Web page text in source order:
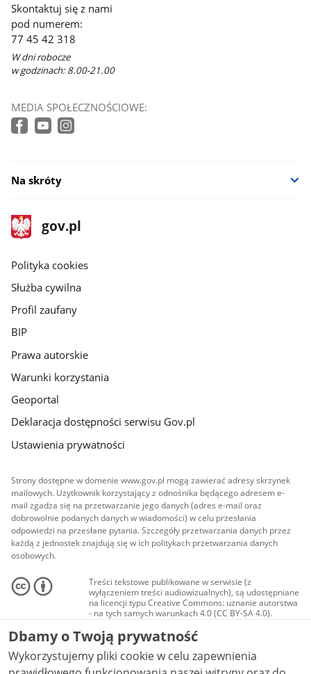
Skontaktuj się z nami
pod numerem:
77 45 42 318
W dni robocze
w godzinach: 8.00-21.00
MEDIA SPOŁECZNOŚCIOWE:
Na skróty
stopka
gov.pl
Strona
gov.pl
gov.pl
Polityka cookies
Służba cywilna
Profil zaufany
BIP
Prawa autorskie
Warunki korzystania
Geoportal
Deklaracja dostępności serwisu Gov.pl
Ustawienia prywatności
Strony dostępne w domenie www.gov.pl mogą zawierać adresy skrzynek
mailowych. Użytkownik korzystający z odnośnika będącego adresem e-
mail zgadza się na przetwarzanie jego danych (adres e-mail oraz
dobrowolnie podanych danych w wiadomości) w celu przesłania
odpowiedzi na przesłane pytania. Szczegóły przetwarzania danych przez
każdą z jednostek znajdują się w ich politykach przetwarzania danych
osobowych.
Treści tekstowe publikowane w serwisie (z
wyłączeniem treści audiowizualnych), są udostępniane
na licencji typu Creative Commons: uznanie autorstwa
- na tych samych warunkach 4.0 (CC BY-SA 4.0).
Materiały audiowizualne, w tym zdjęcia, materiały
audio i wideo, są udostępniane na licencji typu
Creative Commons: uznanie autorstwa użycie
niekomercyjne - bez utworów zależnych 4.0 (CC BY-
NC-ND 4.0), o ile nie jest to stwierdzone inaczej.
Dbamy o Twoją prywatność
Wykorzystujemy pliki cookie w celu zapewnienia